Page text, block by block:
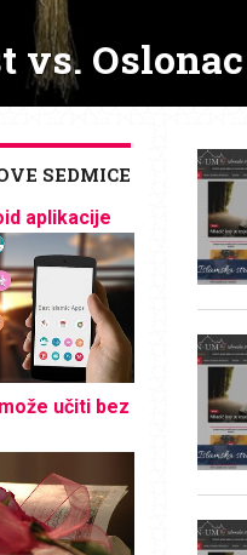
vs.
SEDMICE
aplikacije
učiti bez